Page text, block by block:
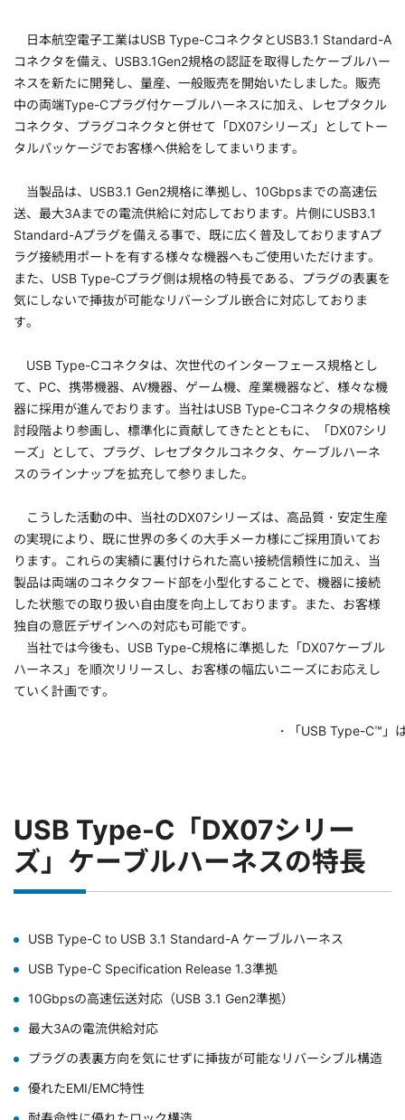
日本航空電子工業はUSB Type-CコネクタとUSB3.1 Standard-A
コネクタを備え、USB3.1Gen2規格の認証を取得したケーブルハー
ネスを新たに開発し、量産、一般販売を開始いたしました。販売
中の両端Type-Cプラグ付ケーブルハーネスに加え、レセプタクル
コネクタ、プラグコネクタと併せて「DX07シリーズ」としてトー
タルパッケージでお客様へ供給をしてまいります。
当製品は、USB3.1 Gen2規格に準拠し、10Gbpsまでの高速伝
送、最大3Aまでの電流供給に対応しております。片側にUSB3.1
Standard-Aプラグを備える事で、既に広く普及しておりますAプ
ラグ接続用ポートを有する様々な機器へもご使用いただけます。
また、USB Type-Cプラグ側は規格の特長である、プラグの表裏を
気にしないで挿抜が可能なリバーシブル嵌合に対応しておりま
す。
USB Type-Cコネクタは、次世代のインターフェース規格とし
て、PC、携帯機器、AV機器、ゲーム機、産業機器など、様々な機
器に採用が進んでおります。当社はUSB Type-Cコネクタの規格検
討段階より参画し、標準化に貢献してきたとともに、「DX07シリ
ーズ」として、プラグ、レセプタクルコネクタ、ケーブルハーネ
スのラインナップを拡充して参りました。
こうした活動の中、当社のDX07シリーズは、高品質・安定生産
の実現により、既に世界の多くの大手メーカ様にご採用頂いてお
ります。これらの実績に裏付けられた高い接続信頼性に加え、当
製品は両端のコネクタフード部を小型化することで、機器に接続
した状態での取り扱い自由度を向上しております。また、お客様
独自の意匠デザインへの対応も可能です。
当社では今後も、USB Type-C規格に準拠した「DX07ケーブル
ハーネス」を順次リリースし、お客様の幅広いニーズにお応えし
ていく計画です。
・「USB Type-C™」
USB Type-C「DX07シリー
ズ」ケーブルハーネスの特長
USB Type-C to USB 3.1 Standard-A ケーブルハーネス
USB Type-C Specification Release 1.3準拠
10Gbpsの高速伝送対応（USB 3.1 Gen2準拠）
最大3Aの電流供給対応
プラグの表裏方向を気にせずに挿抜が可能なリバーシブル構造
優れたEMI/EMC特性